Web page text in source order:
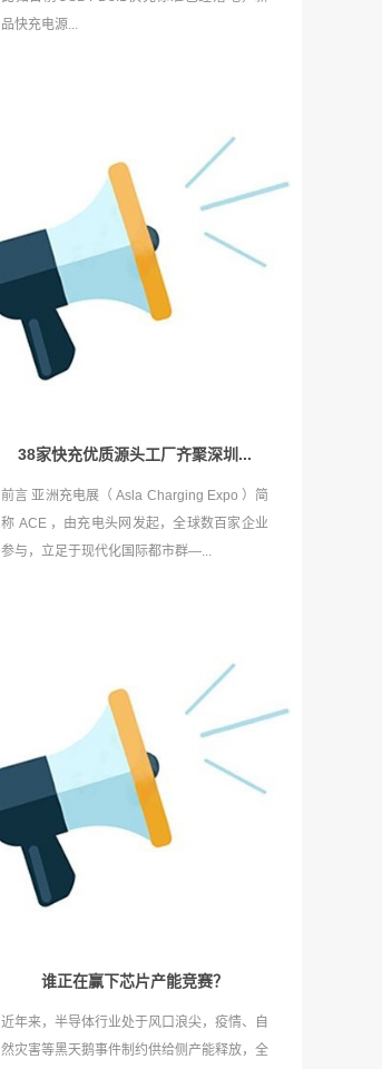
品快充电源...
38家快充优质源头工厂齐聚深圳...
前言 亚洲充电展（ Asla Charging Expo ）简
称 ACE ，由充电头网发起，全球数百家企业
参与，立足于现代化国际都市群—...
谁正在赢下芯片产能竞赛？
近年来，半导体行业处于风口浪尖，疫情、自
然灾害等黑天鹅事件制约供给侧产能释放，全